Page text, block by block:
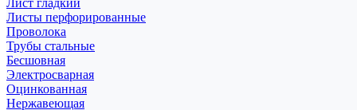
Лист гладкий
Листы перфорированные
Проволока
Трубы стальные
Бесшовная
Электросварная
Оцинкованная
Нержавеющая